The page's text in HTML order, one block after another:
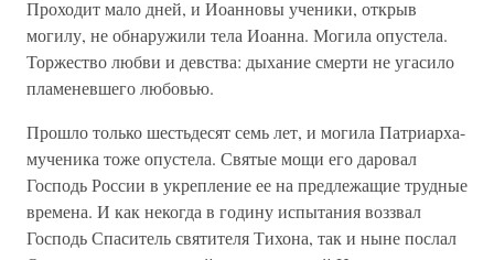
Проходит мало дней, и Иоанновы ученики, открыв
могилу, не обнаружили тела Иоанна. Могила опустела.
Торжество любви и девства: дыхание смерти не угасило
пламеневшего любовью.
Прошло только шестьдесят семь лет, и могила Патриарха-
мученика тоже опустела. Святые мощи его даровал
Господь России в укрепление ее на предлежащие трудные
времена. И как некогда в годину испытания воззвал
Господь Спаситель святителя Тихона, так и ныне послал